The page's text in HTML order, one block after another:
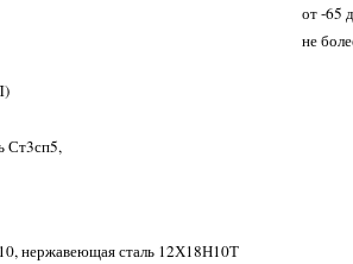
от -65
не
Ст3сп5,
нержавеющая сталь 12Х18Н10Т